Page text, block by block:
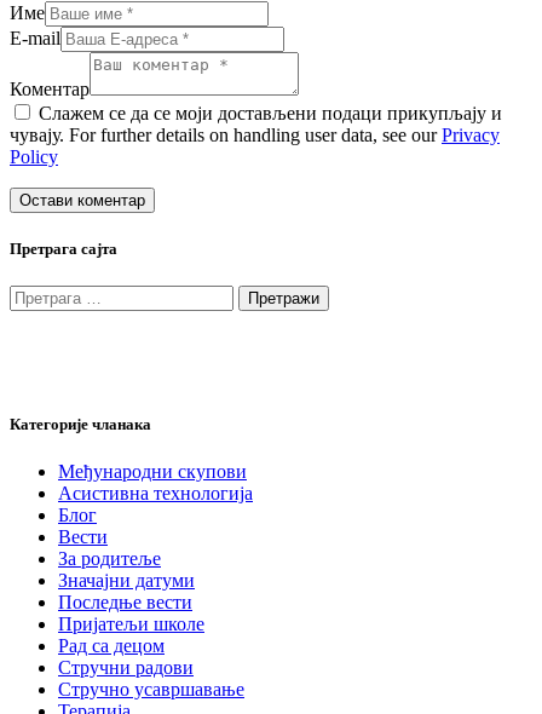
Име
E-mail
Коментар
Слажем се да се моји достављени подаци прикупљају и
чувају. For further details on handling user data, see ourPrivacy
Policy
Претрага сајта
Претрага
за:
Категорије чланака
Међународни скупови
Асистивна технологија
Блог
Вести
За родитеље
Значајни датуми
Последње вести
Пријатељи школе
Рад са децом
Стручни радови
Стручно усавршавање